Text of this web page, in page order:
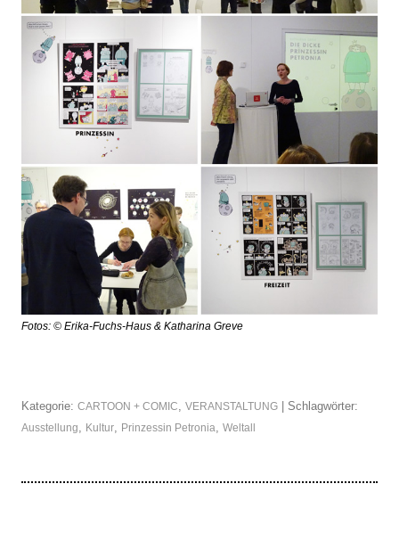
Fotos: © Erika-Fuchs-Haus & Katharina Greve
Kategorie: CARTOON + COMIC, VERANSTALTUNG | Schlagwörter:
Ausstellung, Kultur, Prinzessin Petronia, Weltall